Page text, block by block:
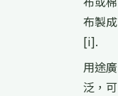
布製成
[i].
用途廣
泛，可